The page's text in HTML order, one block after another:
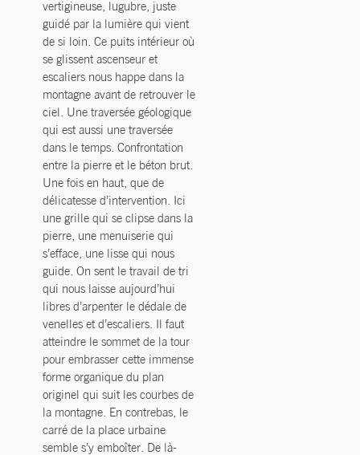
vertigineuse, lugubre, juste
guidé par la lumière qui vient
de si loin. Ce puits intérieur où
se glissent ascenseur et
escaliers nous happe dans la
montagne avant de retrouver le
ciel. Une traversée géologique
qui est aussi une traversée
dans le temps. Confrontation
entre la pierre et le béton brut.
Une fois en haut, que de
délicatesse d’intervention. Ici
une grille qui se clipse dans la
pierre, une menuiserie qui
s’efface, une lisse qui nous
guide. On sent le travail de tri
qui nous laisse aujourd’hui
libres d’arpenter le dédale de
venelles et d’escaliers. Il faut
atteindre le sommet de la tour
pour embrasser cette immense
forme organique du plan
originel qui suit les courbes de
la montagne. En contrebas, le
carré de la place urbaine
semble s’y emboîter. De là-